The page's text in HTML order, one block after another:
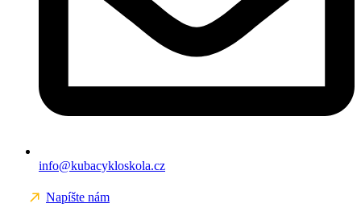
info@kubacykloskola.cz
Napíšte nám